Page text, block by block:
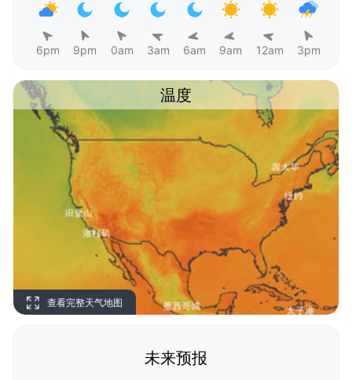
6pm 9pm 0am 3am 6am 9am 12am 3pm
温度
查看完整天气地图
未来预报